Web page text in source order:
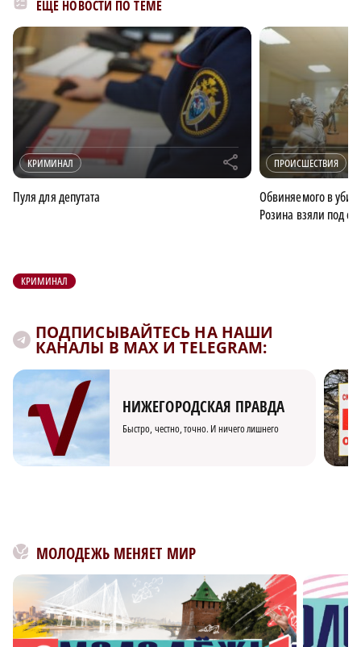
ЕЩЁ НОВОСТИ ПО ТЕМЕ
КРИМИНАЛ r
Пуля для депутата
ПРОИСШЕСТВИЯ
Обвиняемого в
Розина взяли под
КРИМИНАЛ
ПОДПИСЫВАЙТЕСЬ НА НАШИ
КАНАЛЫ В MAX И TELEGRAM:
НИЖЕГОРОДСКАЯ ПРАВДА
Быстро, честно, точно. И ничего лишнего
МОЛОДЕЖЬ МЕНЯЕТ МИР